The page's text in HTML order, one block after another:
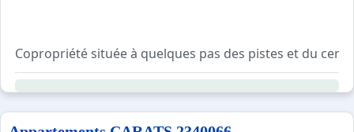
Copropriété située à quelques pas des pistes et du
A 5min de toutes les commodités (commerces,
Résidence avec ascenseur.
Garage sous la résidence pour les appartements